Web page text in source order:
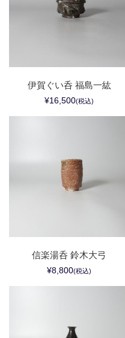
伊賀ぐい呑 福島一紘
¥16,500(税込)
信楽湯呑 鈴木大弓
¥8,800(税込)